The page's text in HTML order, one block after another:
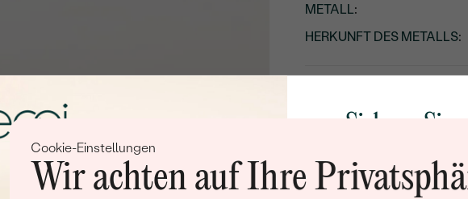
Cookie-Einstellungen
Wir achten auf Ihre
METALL:
HERKUNFT DES METALLS:
Sichern Sie
Rabatt auf